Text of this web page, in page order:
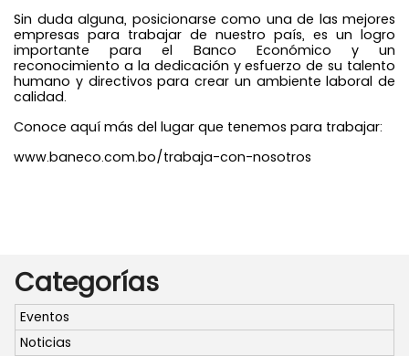
Sin duda alguna, posicionarse como una de las mejores
empresas para trabajar de nuestro país, es un logro
importante para el Banco Económico y un
reconocimiento a la dedicación y esfuerzo de su talento
humano y directivos para crear un ambiente laboral de
calidad.
Conoce aquí más del lugar que tenemos para trabajar:
www.baneco.com.bo/trabaja-con-nosotros
Categorías
Eventos
Noticias